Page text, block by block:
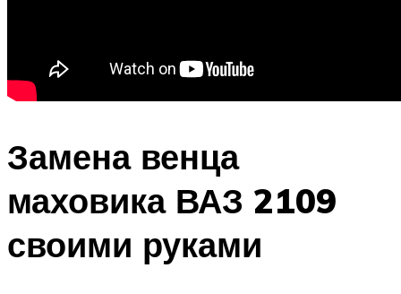
Замена венца
маховика ВАЗ 2109
своими руками